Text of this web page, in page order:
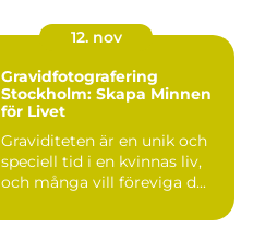
12. nov
Gravidfotografering
Stockholm: Skapa Minnen
för Livet
Graviditeten är en unik och
speciell tid i en kvinnas liv,
och många vill föreviga d...